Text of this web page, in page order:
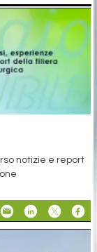
notizie e report